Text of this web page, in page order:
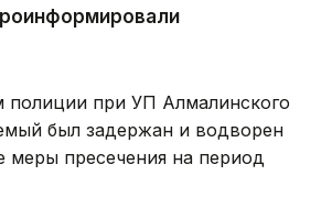
полиции при УП Алмалинского
был задержан и водворен
меры пресечения на период